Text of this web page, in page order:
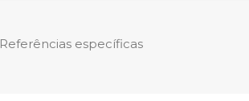
Referências específicas